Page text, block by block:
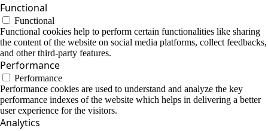
Functional
Functional
Functional cookies help to perform certain functionalities like sharing
the content of the website on social media platforms, collect feedbacks,
and other third-party features.
Performance
Performance
Performance cookies are used to understand and analyze the key
performance indexes of the website which helps in delivering a better
user experience for the visitors.
Analytics